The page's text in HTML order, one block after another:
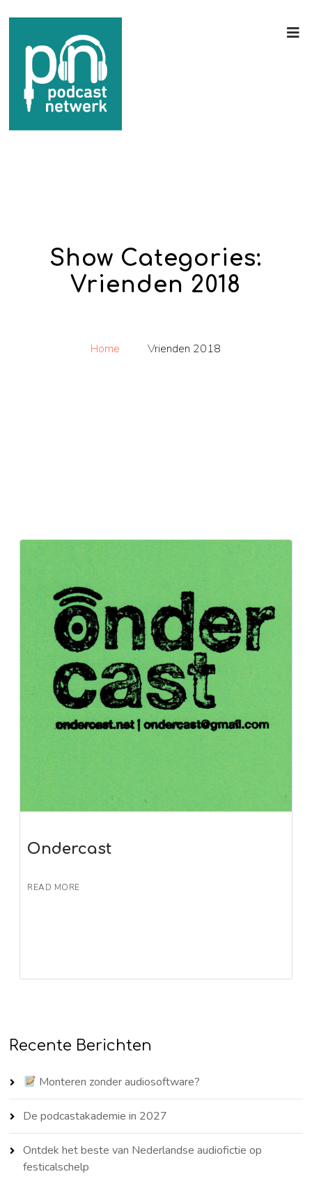
Show Categories:
Vrienden 2018
Home Vrienden 2018
Ondercast
READ MORE
Recente Berichten
Monteren zonder audiosoftware?
De podcastakademie in 2027
Ontdek het beste van Nederlandse audiofictie op
festicalschelp